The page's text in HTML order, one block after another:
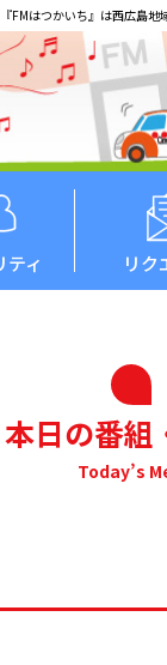
『FMはつかいち』は西広島地
ティ リク
本日の番組
Today’s